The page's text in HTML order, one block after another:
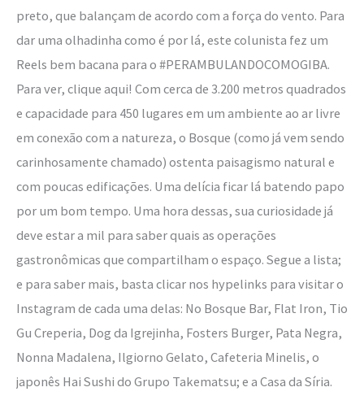
preto, que balançam de acordo com a força do vento. Para
dar uma olhadinha como é por lá, este colunista fez um
Reels bem bacana para o #PERAMBULANDOCOMOGIBA.
Para ver, clique aqui! Com cerca de 3.200 metros quadrados
e capacidade para 450 lugares em um ambiente ao ar livre
em conexão com a natureza, o Bosque (como já vem sendo
carinhosamente chamado) ostenta paisagismo natural e
com poucas edificações. Uma delícia ficar lá batendo papo
por um bom tempo. Uma hora dessas, sua curiosidade já
deve estar a mil para saber quais as operações
gastronômicas que compartilham o espaço. Segue a lista;
e para saber mais, basta clicar nos hypelinks para visitar o
Instagram de cada uma delas: No Bosque Bar, Flat Iron, Tio
Gu Creperia, Dog da Igrejinha, Fosters Burger, Pata Negra,
Nonna Madalena, Ilgiorno Gelato, Cafeteria Minelis, o
japonês Hai Sushi do Grupo Takematsu; e a Casa da Síria.